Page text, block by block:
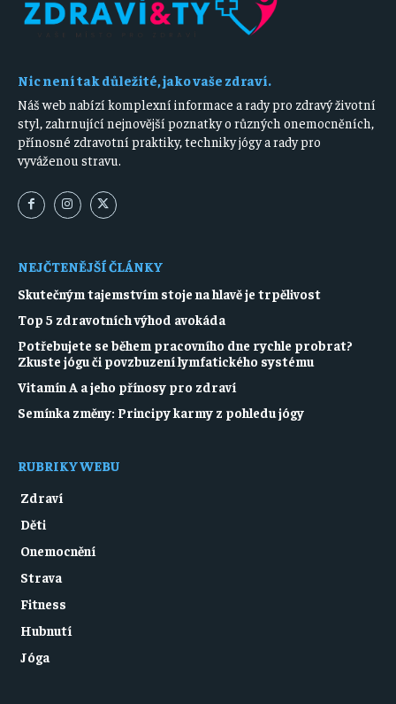
Nic není tak důležité, jako vaše zdraví.
Náš web nabízí komplexní informace a rady pro zdravý životní
styl, zahrnující nejnovější poznatky o různých onemocněních,
přínosné zdravotní praktiky, techniky jógy a rady pro
vyváženou stravu.
NEJČTENĚJŠÍ ČLÁNKY
Skutečným tajemstvím stoje na hlavě je trpělivost
Top 5 zdravotních výhod avokáda
Potřebujete se během pracovního dne rychle probrat?
Zkuste jógu či povzbuzení lymfatického systému
Vitamín A a jeho přínosy pro zdraví
Semínka změny: Principy karmy z pohledu jógy
RUBRIKY WEBU
Zdraví
Děti
Onemocnění
Strava
Fitness
Hubnutí
Jóga